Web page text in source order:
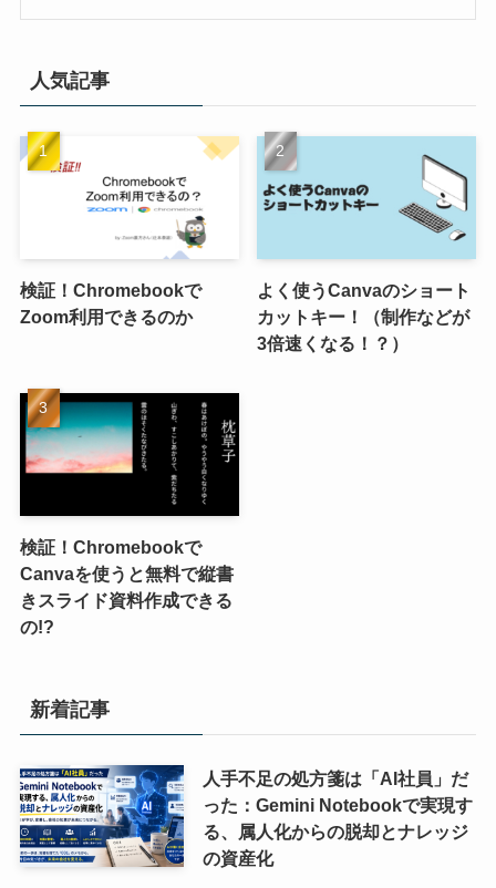
人気記事
検証！Chromebookで
Zoom利用できるのか
よく使うCanvaのショート
カットキー！（制作などが
3倍速くなる！？）
検証！Chromebookで
Canvaを使うと無料で縦書
きスライド資料作成できる
の!?
新着記事
人手不足の処方箋は「AI社員」だ
った：Gemini Notebookで実現す
る、属人化からの脱却とナレッジ
の資産化